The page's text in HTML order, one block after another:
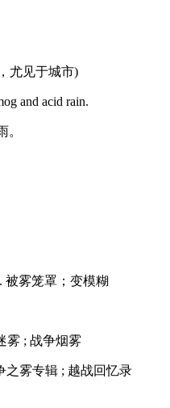
尤见于城市)
and acid rain.
。
被雾笼罩；变模糊
雾 ; 战争烟雾
之雾专辑 ; 越战回忆录